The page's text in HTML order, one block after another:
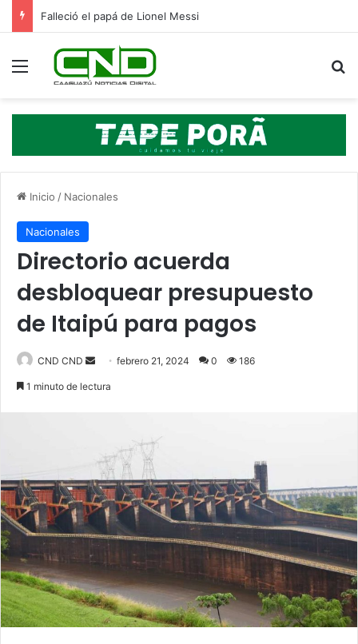
Falleció el papá de Lionel Messi
Menú
Inicio / Nacionales
Nacionales
Directorio acuerda
desbloquear presupuesto
de Itaipú para pagos
CND CND
Sendfebrero 21, 2024 0 186
1 minuto de lectura